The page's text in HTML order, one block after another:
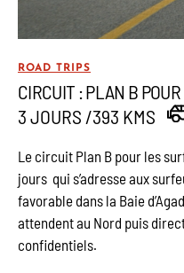
ROAD TRIPS
CIRCUIT : PLAN B
3 JOURS /393 KMS
Le circuit Plan B pour les
jours qui s’adresse aux
favorable dans la Baie
attendent au Nord puis
confidentiels.